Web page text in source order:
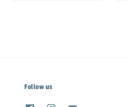
Follow us